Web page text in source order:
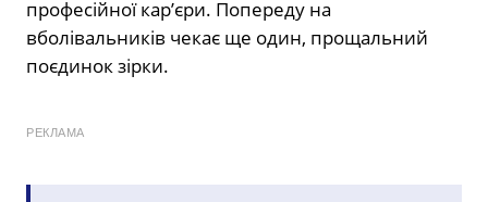
професійної кар’єри. Попереду на
вболівальників чекає ще один, прощальний
поєдинок зірки.
РЕКЛАМА